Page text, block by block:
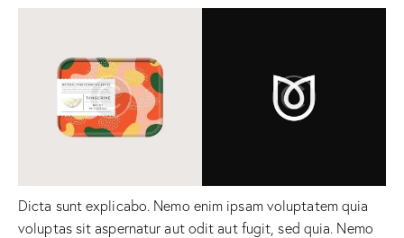
Dicta sunt explicabo. Nemo enim ipsam voluptatem quia
voluptas sit aspernatur aut odit aut fugit, sed quia. Nemo